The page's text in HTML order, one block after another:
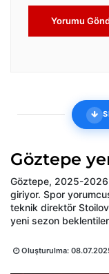
Yorumu
Göztepe
Göztepe, 2025-2026
giriyor. Spor
teknik direktör
yeni sezon
Oluşturulma: